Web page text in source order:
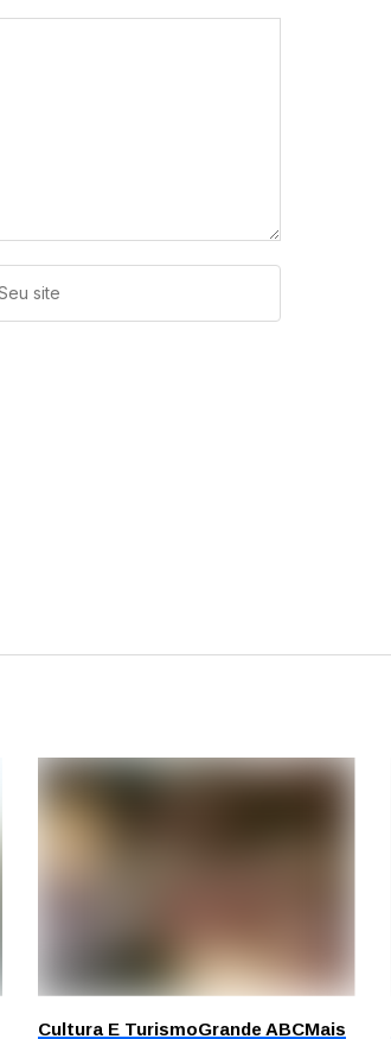
Cultura E TurismoGrande ABCMais